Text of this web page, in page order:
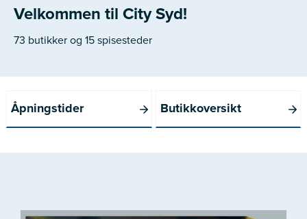
Velkommen til City Syd!
73 butikker og 15 spisesteder
Åpningstider Butikkoversikt